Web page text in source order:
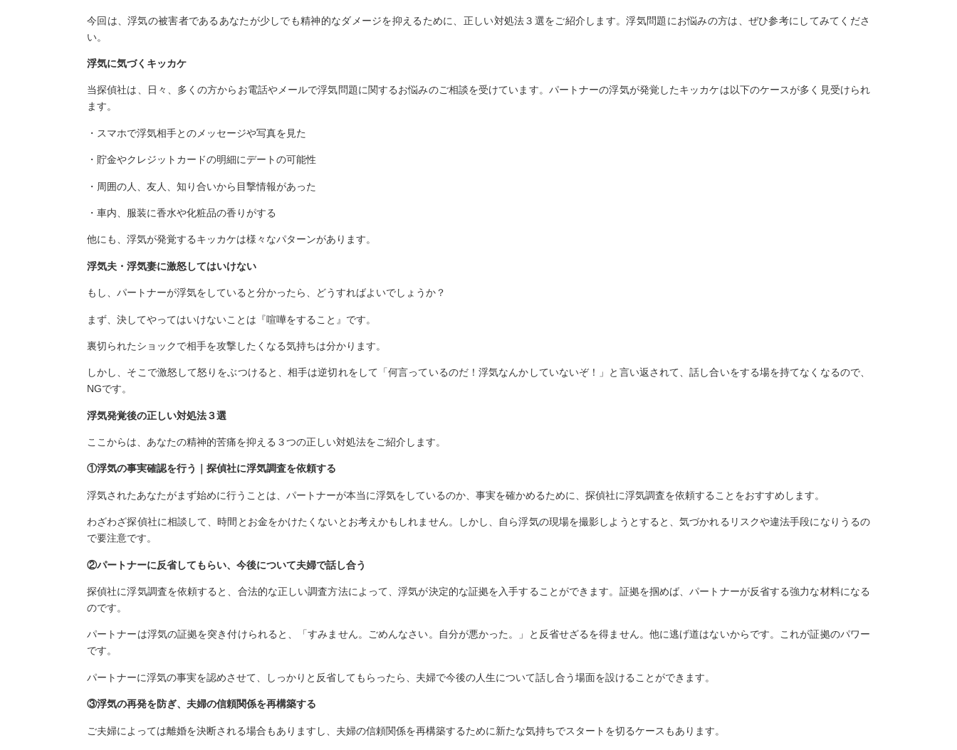
今回は、浮気の被害者であるあなたが少しでも精神的なダメージを抑えるために、正しい対処法３選をご紹介します。浮気問題にお悩みの方は、ぜひ参考にしてみてくださ
い。
浮気に気づくキッカケ
当探偵社は、日々、多くの方からお電話やメールで浮気問題に関するお悩みのご相談を受けています。パートナーの浮気が発覚したキッカケは以下のケースが多く見受けられ
ます。
・スマホで浮気相手とのメッセージや写真を見た
・貯金やクレジットカードの明細にデートの可能性
・周囲の人、友人、知り合いから目撃情報があった
・車内、服装に香水や化粧品の香りがする
他にも、浮気が発覚するキッカケは様々なパターンがあります。
浮気夫・浮気妻に激怒してはいけない
もし、パートナーが浮気をしていると分かったら、どうすればよいでしょうか？
まず、決してやってはいけないことは『喧嘩をすること』です。
裏切られたショックで相手を攻撃したくなる気持ちは分かります。
しかし、そこで激怒して怒りをぶつけると、相手は逆切れをして「何言っているのだ！浮気なんかしていないぞ！」と言い返されて、話し合いをする場を持てなくなるので、
NGです。
浮気発覚後の正しい対処法３選
ここからは、あなたの精神的苦痛を抑える３つの正しい対処法をご紹介します。
①浮気の事実確認を行う｜探偵社に浮気調査を依頼する
浮気されたあなたがまず始めに行うことは、パートナーが本当に浮気をしているのか、事実を確かめるために、探偵社に浮気調査を依頼することをおすすめします。
わざわざ探偵社に相談して、時間とお金をかけたくないとお考えかもしれません。しかし、自ら浮気の現場を撮影しようとすると、気づかれるリスクや違法手段になりうるの
で要注意です。
②パートナーに反省してもらい、今後について夫婦で話し合う
探偵社に浮気調査を依頼すると、合法的な正しい調査方法によって、浮気が決定的な証拠を入手することができます。証拠を掴めば、パートナーが反省する強力な材料になる
のです。
パートナーは浮気の証拠を突き付けられると、「すみません。ごめんなさい。自分が悪かった。」と反省せざるを得ません。他に逃げ道はないからです。これが証拠のパワー
です。
パートナーに浮気の事実を認めさせて、しっかりと反省してもらったら、夫婦で今後の人生について話し合う場面を設けることができます。
③浮気の再発を防ぎ、夫婦の信頼関係を再構築する
ご夫婦によっては離婚を決断される場合もありますし、夫婦の信頼関係を再構築するために新たな気持ちでスタートを切るケースもあります。